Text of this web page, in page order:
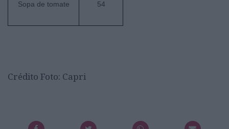
Sopa de tomate 54
Crédito Foto: Capri